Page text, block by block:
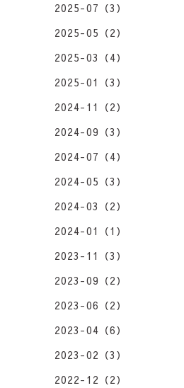
2025-07（3）
2025-05（2）
2025-03（4）
2025-01（3）
2024-11（2）
2024-09（3）
2024-07（4）
2024-05（3）
2024-03（2）
2024-01（1）
2023-11（3）
2023-09（2）
2023-06（2）
2023-04（6）
2023-02（3）
2022-12（2）